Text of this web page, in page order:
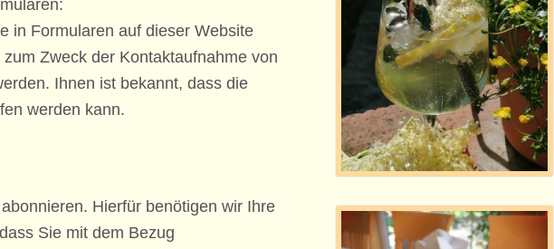
in Formularen auf dieser Website
Zweck der Kontaktaufnahme von
Ihnen ist bekannt, dass die
werden kann.
Hierfür benötigen wir Ihre
Sie mit dem Bezug